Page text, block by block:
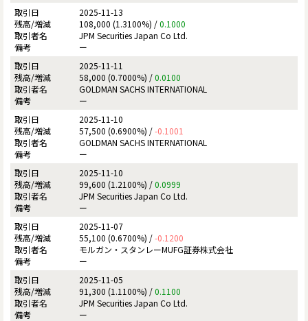
2025-11-13
108,000 (1.3100%) /0.1000
JPM Securities Japan Co Ltd.
ー
2025-11-11
58,000 (0.7000%) /0.0100
GOLDMAN SACHS INTERNATIONAL
ー
2025-11-10
57,500 (0.6900%) /-0.1001
GOLDMAN SACHS INTERNATIONAL
ー
2025-11-10
99,600 (1.2100%) /0.0999
JPM Securities Japan Co Ltd.
ー
2025-11-07
55,100 (0.6700%) /-0.1200
モルガン・スタンレーMUFG証券株式会社
ー
2025-11-05
91,300 (1.1100%) /0.1100
JPM Securities Japan Co Ltd.
ー